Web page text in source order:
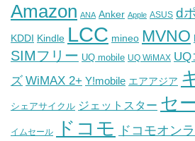
Amazon ANA Anker Apple ASUS d
KDDI Kindle LCC mineo MVNO
SIMフリー UQ mobile UQ WiMAX UQ
ズ WiMAX 2+ Y!mobile エアアジア
シェアサイクル ジェットスター セ
イムセール ドコモ ドコモオン